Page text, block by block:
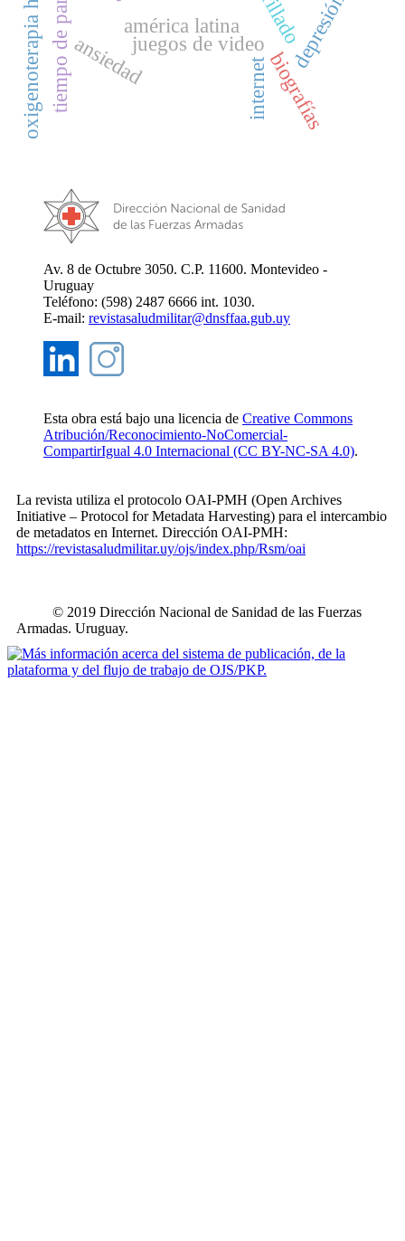
biografías
juegos de video
ansiedad depresión
internet
tiempo de pantalla américa latina
Av. 8 de Octubre 3050. C.P. 11600. Montevideo -
Uruguay
Teléfono: (598) 2487 6666 int. 1030.
E-mail: revistasaludmilitar@dnsffaa.gub.uy
Esta obra está bajo una licencia de Creative Commons
Atribución/Reconocimiento-NoComercial-
CompartirIgual 4.0 Internacional (CC BY-NC-SA 4.0).
La revista utiliza el protocolo OAI-PMH (Open Archives
Initiative – Protocol for Metadata Harvesting) para el intercambio
de metadatos en Internet. Dirección OAI-PMH:
https://revistasaludmilitar.uy/ojs/index.php/Rsm/oai
© 2019 Dirección Nacional de Sanidad de las Fuerzas
Armadas. Uruguay.